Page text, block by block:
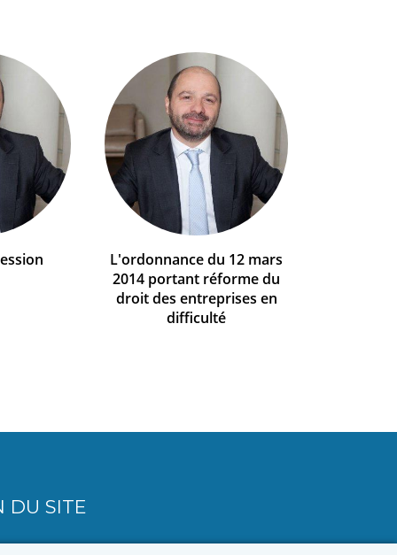
L'ordonnance du 12 mars
2014 portant réforme du
droit des entreprises en
difficulté
DU SITE